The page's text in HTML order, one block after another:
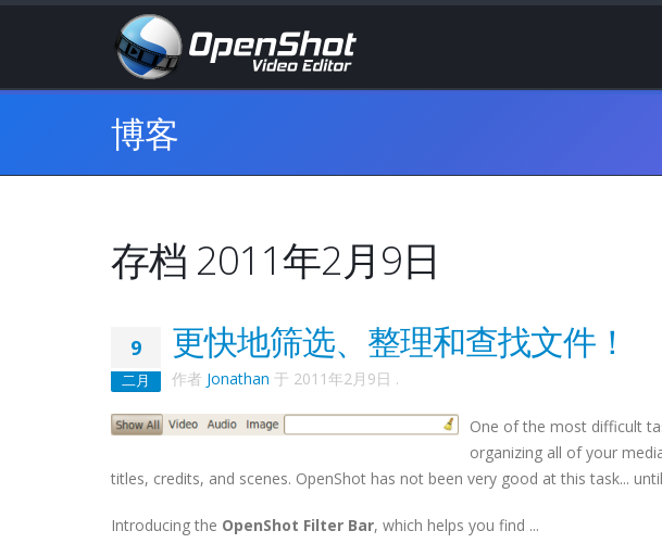
博客
存档 2011年2月9日
9
二月
更快地筛选、整理和查找文件！
作者 Jonathan 于 2011年2月9日 .
One of the most difficult
organizing all of your
titles, credits, and scenes. OpenShot has not been very good at this task...
Introducing the OpenShot Filter Bar, which helps you find ...